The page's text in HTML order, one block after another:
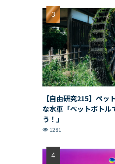
【自由研究215】ペッ
な水車「ペットボトル
う！」
1281